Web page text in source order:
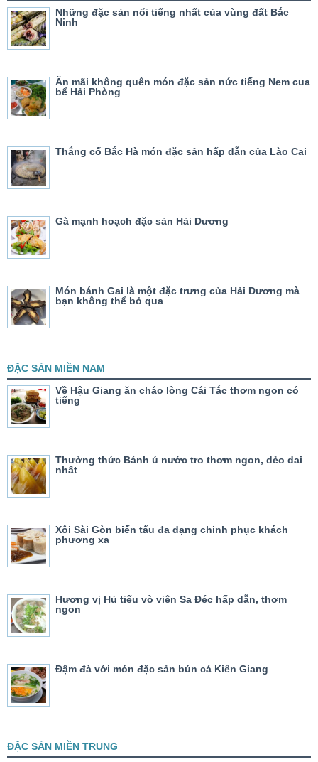
Những đặc sản nổi tiếng nhất của vùng đất Bắc
Ninh
Ăn mãi không quên món đặc sản nức tiếng Nem cua
bể Hải Phòng
Thắng cố Bắc Hà món đặc sản hấp dẫn của Lào Cai
Gà mạnh hoạch đặc sản Hải Dương
Món bánh Gai là một đặc trưng của Hải Dương mà
bạn không thể bỏ qua
ĐẶC SẢN MIỀN NAM
Về Hậu Giang ăn cháo lòng Cái Tắc thơm ngon có
tiếng
Thưởng thức Bánh ú nước tro thơm ngon, dẻo dai
nhất
Xôi Sài Gòn biến tấu đa dạng chinh phục khách
phương xa
Hương vị Hủ tiếu vò viên Sa Đéc hấp dẫn, thơm
ngon
Đậm đà với món đặc sản bún cá Kiên Giang
ĐẶC SẢN MIỀN TRUNG